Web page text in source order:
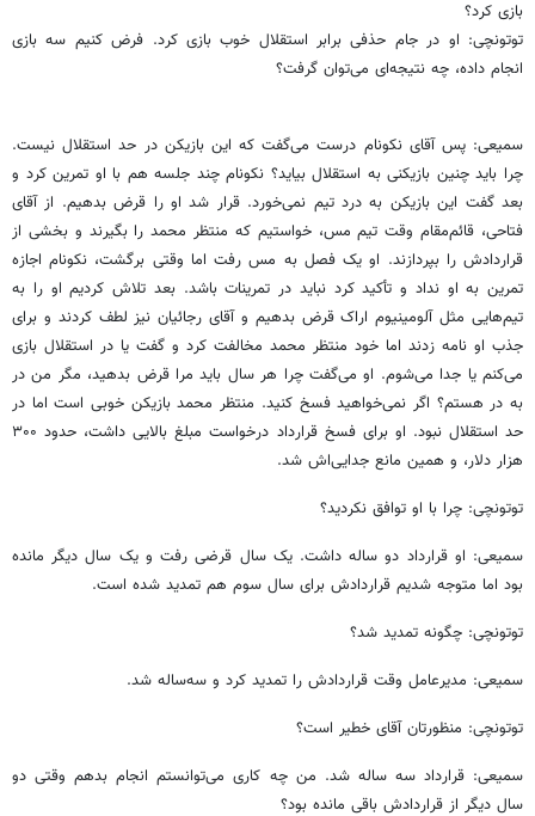
بازی کرد؟
توتونچی: او در جام حذفی برابر استقلال خوب بازی کرد. فرض کنیم سه بازی
انجام داده، چه نتیجه‌ای می‌توان گرفت؟
سمیعی: پس آقای نکونام درست می‌گفت که این بازیکن در حد استقلال نیست.
چرا باید چنین بازیکنی به استقلال بیاید؟ نکونام چند جلسه هم با او تمرین کرد و
بعد گفت این بازیکن به درد تیم نمی‌خورد. قرار شد او را قرض بدهیم. از آقای
فتاحی، قائم‌مقام وقت تیم مس، خواستیم که منتظر محمد را بگیرند و بخشی از
قراردادش را بپردازند. او یک فصل به مس رفت اما وقتی برگشت، نکونام اجازه
تمرین به او نداد و تأکید کرد نباید در تمرینات باشد. بعد تلاش کردیم او را به
تیم‌هایی مثل آلومینیوم اراک قرض بدهیم و آقای رجائیان نیز لطف کردند و برای
جذب او نامه زدند اما خود منتظر محمد مخالفت کرد و گفت یا در استقلال بازی
می‌کنم یا جدا می‌شوم. او می‌گفت چرا هر سال باید مرا قرض بدهید، مگر من در
به در هستم؟ اگر نمی‌خواهید فسخ کنید. منتظر محمد بازیکن خوبی است اما در
حد استقلال نبود. او برای فسخ قرارداد درخواست مبلغ بالایی داشت، حدود ۳۰۰
هزار دلار، و همین مانع جدایی‌اش شد.
توتونچی: چرا با او توافق نکردید؟
سمیعی: او قرارداد دو ساله داشت. یک سال قرضی رفت و یک سال دیگر مانده
بود اما متوجه شدیم قراردادش برای سال سوم هم تمدید شده است.
توتونچی: چگونه تمدید شد؟
سمیعی: مدیرعامل وقت قراردادش را تمدید کرد و سه‌ساله شد.
توتونچی: منظورتان آقای خطیر است؟
سمیعی: قرارداد سه ساله شد. من چه کاری می‌توانستم انجام بدهم وقتی دو
سال دیگر از قراردادش باقی مانده بود؟